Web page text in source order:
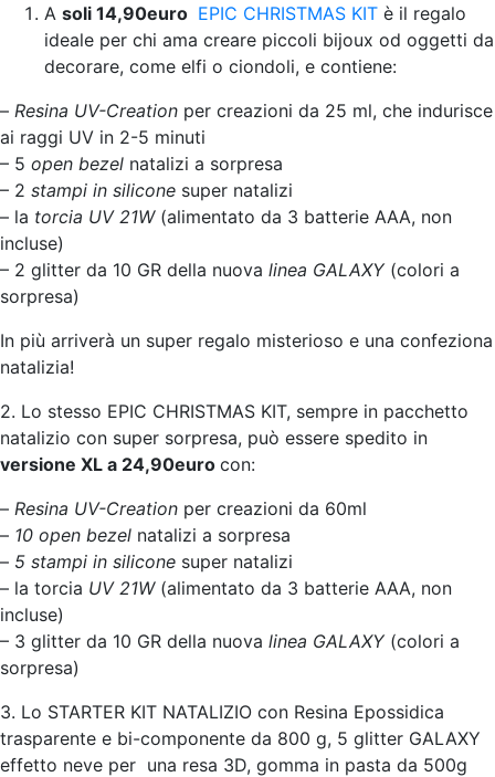
A soli 14,90euro EPIC CHRISTMAS KIT è il regalo
ideale per chi ama creare piccoli bijoux od oggetti da
decorare, come elfi o ciondoli, e contiene:
– Resina UV-Creation per creazioni da 25 ml, che indurisce
ai raggi UV in 2-5 minuti
– 5 open bezel natalizi a sorpresa
– 2 stampi in silicone super natalizi
– la torcia UV 21W (alimentato da 3 batterie AAA, non
incluse)
– 2 glitter da 10 GR della nuova linea GALAXY (colori a
sorpresa)
In più arriverà un super regalo misterioso e una confeziona
natalizia!
2. Lo stesso EPIC CHRISTMAS KIT, sempre in pacchetto
natalizio con super sorpresa, può essere spedito in
versione XL a 24,90euro con:
– Resina UV-Creation per creazioni da 60ml
– 10 open bezel natalizi a sorpresa
– 5 stampi in silicone super natalizi
– la torcia UV 21W (alimentato da 3 batterie AAA, non
incluse)
– 3 glitter da 10 GR della nuova linea GALAXY (colori a
sorpresa)
3. Lo STARTER KIT NATALIZIO con Resina Epossidica
trasparente e bi-componente da 800 g, 5 glitter GALAXY
effetto neve per una resa 3D, gomma in pasta da 500g